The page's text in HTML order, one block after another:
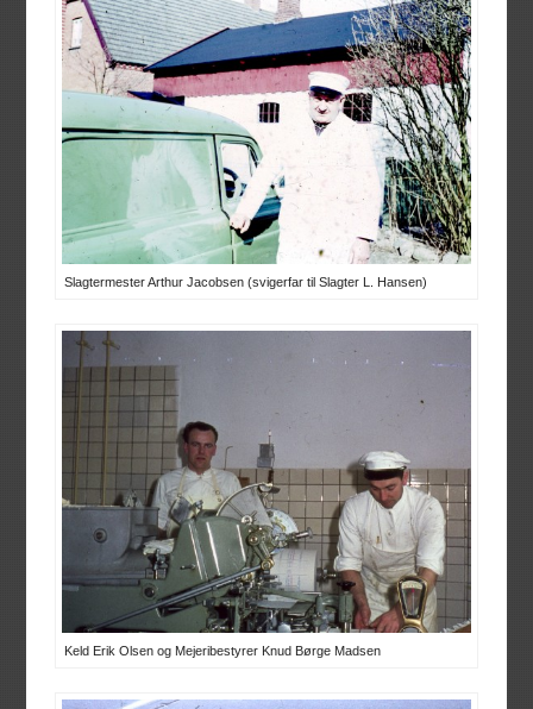
Slagtermester Arthur Jacobsen (svigerfar til Slagter L. Hansen)
Keld Erik Olsen og Mejeribestyrer Knud Børge Madsen